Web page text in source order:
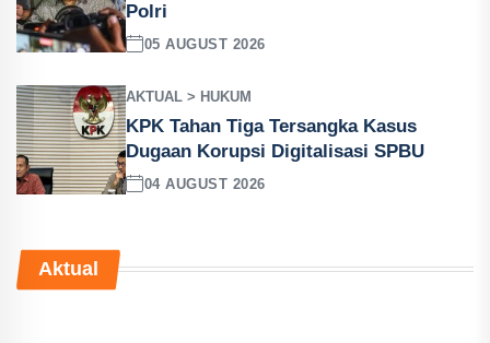
Polri
05 AUGUST 2026
AKTUAL > HUKUM
KPK Tahan Tiga Tersangka Kasus
Dugaan Korupsi Digitalisasi SPBU
04 AUGUST 2026
Aktual